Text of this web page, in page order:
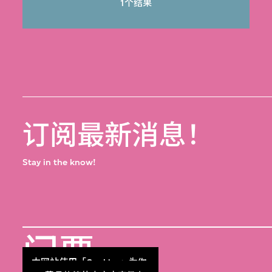
本网站使用「Cookies」为你
1个结果
订阅最新消息！
Stay in the know!
门票 Get Tickets